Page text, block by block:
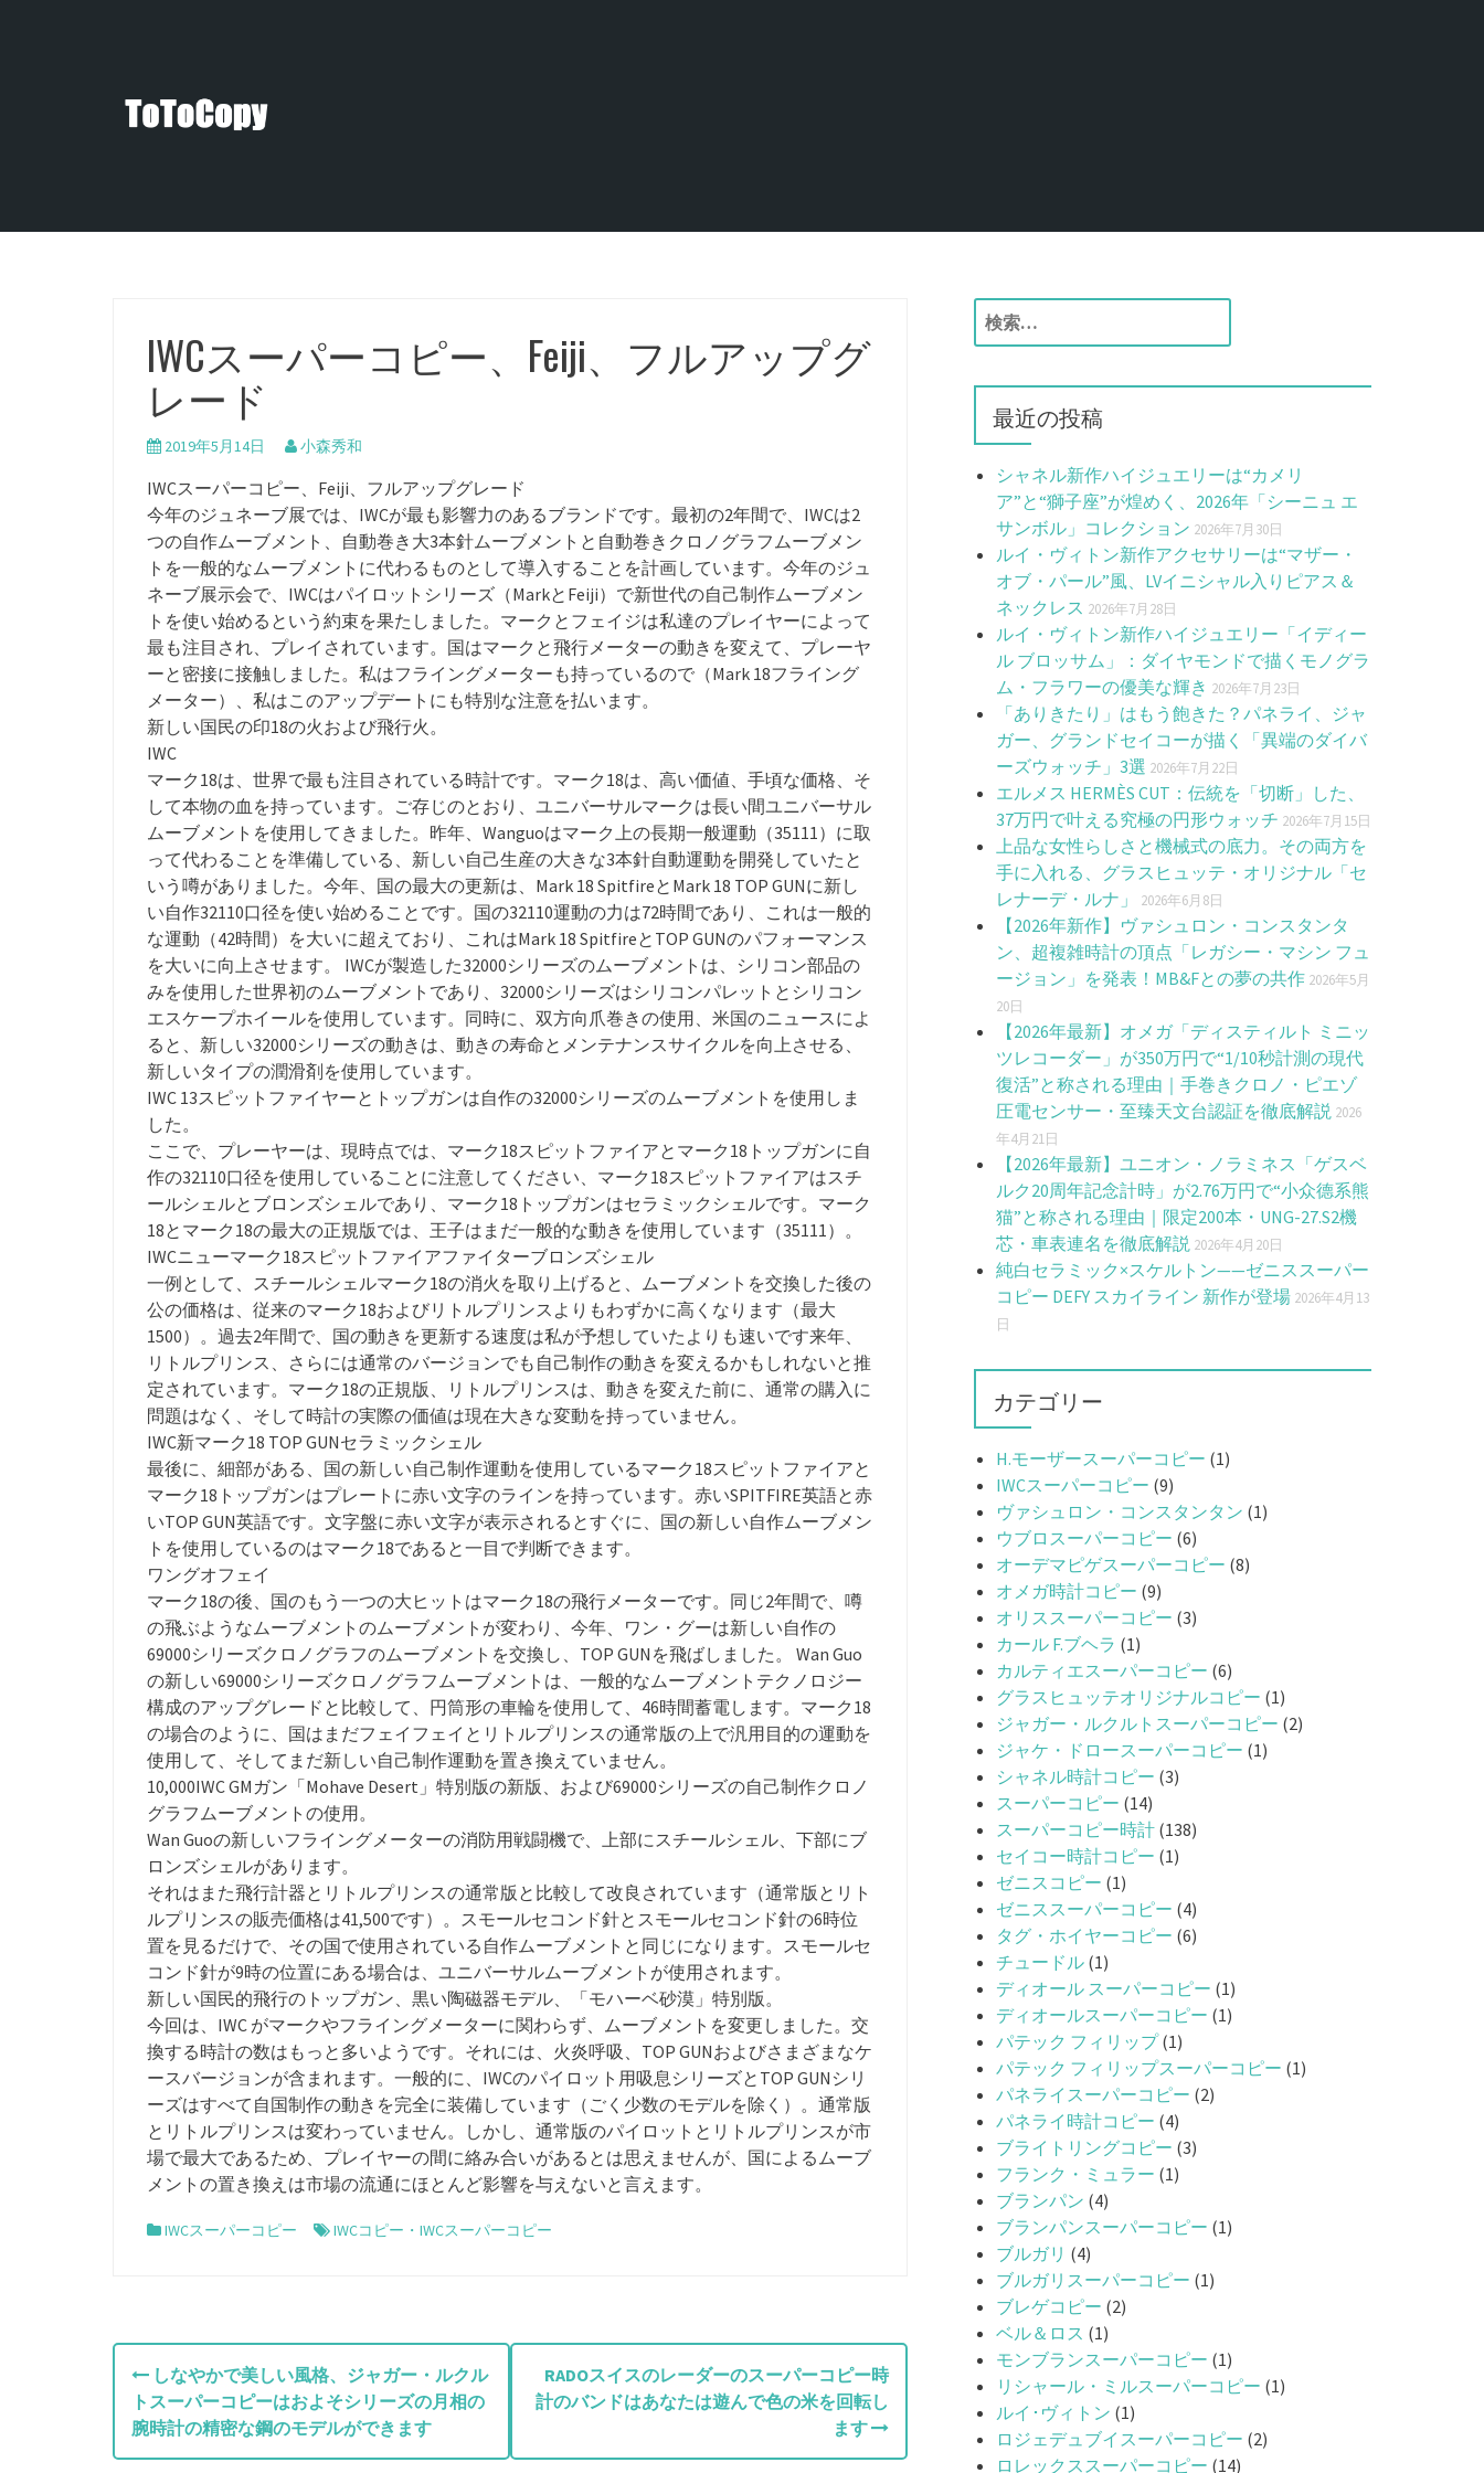
IWCスーパーコピー、Feiji、フルアップグ
レード
2019年5月14日 小森秀和
IWCスーパーコピー、Feiji、フルアップグレード
今年のジュネーブ展では、IWCが最も影響力のあるブランドです。最初の2年間で、IWCは2
つの自作ムーブメント、自動巻き大3本針ムーブメントと自動巻きクロノグラフムーブメン
トを一般的なムーブメントに代わるものとして導入することを計画しています。今年のジュ
ネーブ展示会で、IWCはパイロットシリーズ（MarkとFeiji）で新世代の自己制作ムーブメン
トを使い始めるという約束を果たしました。マークとフェイジは私達のプレイヤーによって
最も注目され、プレイされています。国はマークと飛行メーターの動きを変えて、プレーヤ
ーと密接に接触しました。私はフライングメーターも持っているので（Mark 18フライング
メーター）、私はこのアップデートにも特別な注意を払います。
新しい国民の印18の火および飛行火。
IWC
マーク18は、世界で最も注目されている時計です。マーク18は、高い価値、手頃な価格、そ
して本物の血を持っています。ご存じのとおり、ユニバーサルマークは長い間ユニバーサル
ムーブメントを使用してきました。昨年、Wanguoはマーク上の長期一般運動（35111）に取
って代わることを準備している、新しい自己生産の大きな3本針自動運動を開発していたと
いう噂がありました。今年、国の最大の更新は、Mark 18 SpitfireとMark 18 TOP GUNに新し
い自作32110口径を使い始めることです。国の32110運動の力は72時間であり、これは一般的
な運動（42時間）を大いに超えており、これはMark 18 SpitfireとTOP GUNのパフォーマンス
を大いに向上させます。 IWCが製造した32000シリーズのムーブメントは、シリコン部品の
みを使用した世界初のムーブメントであり、32000シリーズはシリコンパレットとシリコン
エスケープホイールを使用しています。同時に、双方向爪巻きの使用、米国のニュースによ
ると、新しい32000シリーズの動きは、動きの寿命とメンテナンスサイクルを向上させる、
新しいタイプの潤滑剤を使用しています。
IWC 13スピットファイヤーとトップガンは自作の32000シリーズのムーブメントを使用しま
した。
ここで、プレーヤーは、現時点では、マーク18スピットファイアとマーク18トップガンに自
作の32110口径を使用していることに注意してください、マーク18スピットファイアはスチ
ールシェルとブロンズシェルであり、マーク18トップガンはセラミックシェルです。マーク
18とマーク18の最大の正規版では、王子はまだ一般的な動きを使用しています（35111）。
IWCニューマーク18スピットファイアファイターブロンズシェル
一例として、スチールシェルマーク18の消火を取り上げると、ムーブメントを交換した後の
公の価格は、従来のマーク18およびリトルプリンスよりもわずかに高くなります（最大
1500）。過去2年間で、国の動きを更新する速度は私が予想していたよりも速いです来年、
リトルプリンス、さらには通常のバージョンでも自己制作の動きを変えるかもしれないと推
定されています。マーク18の正規版、リトルプリンスは、動きを変えた前に、通常の購入に
問題はなく、そして時計の実際の価値は現在大きな変動を持っていません。
IWC新マーク18 TOP GUNセラミックシェル
最後に、細部がある、国の新しい自己制作運動を使用しているマーク18スピットファイアと
マーク18トップガンはプレートに赤い文字のラインを持っています。赤いSPITFIRE英語と赤
いTOP GUN英語です。文字盤に赤い文字が表示されるとすぐに、国の新しい自作ムーブメン
トを使用しているのはマーク18であると一目で判断できます。
ワングオフェイ
マーク18の後、国のもう一つの大ヒットはマーク18の飛行メーターです。同じ2年間で、噂
の飛ぶようなムーブメントのムーブメントが変わり、今年、ワン・グーは新しい自作の
69000シリーズクロノグラフのムーブメントを交換し、TOP GUNを飛ばしました。 Wan Guo
の新しい69000シリーズクロノグラフムーブメントは、一般的なムーブメントテクノロジー
構成のアップグレードと比較して、円筒形の車輪を使用して、46時間蓄電します。マーク18
の場合のように、国はまだフェイフェイとリトルプリンスの通常版の上で汎用目的の運動を
使用して、そしてまだ新しい自己制作運動を置き換えていません。
10,000IWC GMガン「Mohave Desert」特別版の新版、および69000シリーズの自己制作クロノ
グラフムーブメントの使用。
Wan Guoの新しいフライングメーターの消防用戦闘機で、上部にスチールシェル、下部にブ
ロンズシェルがあります。
それはまた飛行計器とリトルプリンスの通常版と比較して改良されています（通常版とリト
ルプリンスの販売価格は41,500です）。スモールセコンド針とスモールセコンド針の6時位
置を見るだけで、その国で使用されている自作ムーブメントと同じになります。スモールセ
コンド針が9時の位置にある場合は、ユニバーサルムーブメントが使用されます。
新しい国民的飛行のトップガン、黒い陶磁器モデル、「モハーベ砂漠」特別版。
今回は、IWC がマークやフライングメーターに関わらず、ムーブメントを変更しました。交
換する時計の数はもっと多いようです。それには、火炎呼吸、TOP GUNおよびさまざまなケ
ースバージョンが含まれます。一般的に、IWCのパイロット用吸息シリーズとTOP GUNシリ
ーズはすべて自国制作の動きを完全に装備しています（ごく少数のモデルを除く）。通常版
とリトルプリンスは変わっていません。しかし、通常版のパイロットとリトルプリンスが市
場で最大であるため、プレイヤーの間に絡み合いがあるとは思えませんが、国によるムーブ
メントの置き換えは市場の流通にほとんど影響を与えないと言えます。
IWCスーパーコピー IWCコピー ・ IWCスーパーコピー
投
稿
しなやかで美しい風格、ジャガー・ルクル
トスーパーコピーはおよそシリーズの月相の
腕時計の精密な鋼のモデルができます
RADOスイスのレーダーのスーパーコピー時
計のバンドはあなたは遊んで色の米を回転し
ます
検
索
最近の投稿
シャネル新作ハイジュエリーは“カメリ
ア”と“獅子座”が煌めく、2026年「シーニュ エ
サンボル」コレクション 2026年7月30日
ルイ・ヴィトン新作アクセサリーは“マザー・
オブ・パール”風、LVイニシャル入りピアス＆
ネックレス 2026年7月28日
ルイ・ヴィトン新作ハイジュエリー「イディー
ル ブロッサム」：ダイヤモンドで描くモノグラ
ム・フラワーの優美な輝き 2026年7月23日
「ありきたり」はもう飽きた？パネライ、ジャ
ガー、グランドセイコーが描く「異端のダイバ
ーズウォッチ」3選 2026年7月22日
エルメス HERMÈS CUT：伝統を「切断」した、
37万円で叶える究極の円形ウォッチ 2026年7月15日
上品な女性らしさと機械式の底力。その両方を
手に入れる、グラスヒュッテ・オリジナル「セ
レナーデ・ルナ」
2026年6月8日
【2026年新作】ヴァシュロン・コンスタンタ
ン、超複雑時計の頂点「レガシー・マシン フュ
ージョン」を発表！MB&Fとの夢の共作 2026年5月
20日
【2026年最新】オメガ「ディスティルト ミニッ
ツレコーダー」が350万円で“1/10秒計測の現代
復活”と称される理由｜手巻きクロノ・ピエゾ
圧電センサー・至臻天文台認証を徹底解説 2026
年4月21日
【2026年最新】ユニオン・ノラミネス「ゲスベ
ルク20周年記念計時」が2.76万円で“小众德系熊
猫”と称される理由｜限定200本・UNG-27.S2機
芯・車表連名を徹底解説 2026年4月20日
純白セラミック×スケルトン——ゼニススーパー
コピー DEFY スカイライン 新作が登場 2026年4月13
日
カテゴリー
H.モーザースーパーコピー (1)
IWCスーパーコピー (9)
ヴァシュロン・コンスタンタン (1)
ウブロスーパーコピー (6)
オーデマピゲスーパーコピー (8)
オメガ時計コピー (9)
オリススーパーコピー (3)
カール F.ブヘラ (1)
カルティエスーパーコピー (6)
グラスヒュッテオリジナルコピー (1)
ジャガー・ルクルトスーパーコピー (2)
ジャケ・ドロースーパーコピー (1)
シャネル時計コピー (3)
スーパーコピー (14)
スーパーコピー時計 (138)
セイコー時計コピー (1)
ゼニスコピー (1)
ゼニススーパーコピー (4)
タグ・ホイヤーコピー (6)
チュードル (1)
ディオール スーパーコピー (1)
ディオールスーパーコピー (1)
パテック フィリップ(1)
パテック フィリップスーパーコピー (1)
パネライスーパーコピー (2)
パネライ時計コピー (4)
ブライトリングコピー (3)
フランク・ミュラー (1)
ブランパン (4)
ブランパンスーパーコピー (1)
ブルガリ (4)
ブルガリスーパーコピー (1)
ブレゲコピー (2)
ベル＆ロス (1)
モンブランスーパーコピー (1)
リシャール・ミルスーパーコピー (1)
ルイ･ヴィトン (1)
ロジェデュブイスーパーコピー (2)
ロレックススーパーコピー (14)